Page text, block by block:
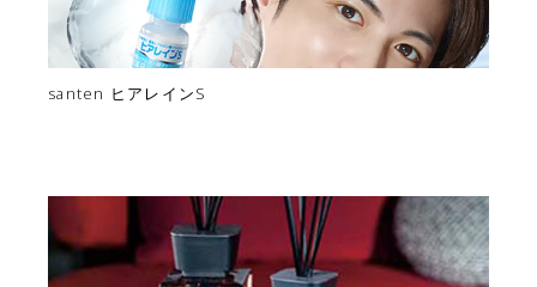
santen ヒアレインS